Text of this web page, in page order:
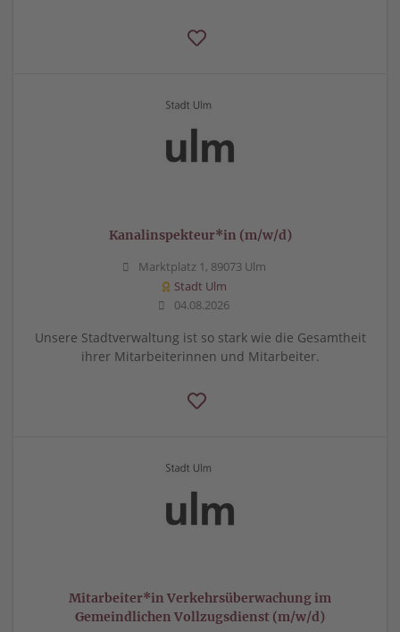
Kanalinspekteur*in (m/w/d)
Marktplatz 1, 89073 Ulm
Stadt Ulm
04.08.2026
Unsere Stadtverwaltung ist so stark wie die Gesamtheit
ihrer Mitarbeiterinnen und Mitarbeiter.
Mitarbeiter*in Verkehrsüberwachung im
Gemeindlichen Vollzugsdienst (m/w/d)